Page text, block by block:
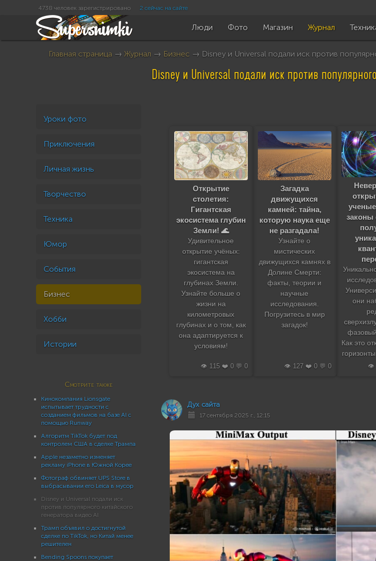
4738 человек зарегистрировано 2 сейчас на сайте
Люди Фото Магазин Журнал
Главная страница → Журнал → Бизнес → Disney и Universal подали иск против
Disney и Universal подали иск против
Уроки фото
Приключения
Личная жизнь
Творчество
Техника
Юмор
События
Бизнес
Хобби
Истории
Смотрите также
Кинокомпания Lionsgate
испытывает трудности с
созданием фильмов на базе AI с
помощью Runway
Алгоритм TikTok будет под
контролем США в сделке Трампа
Apple незаметно изменяет
рекламу iPhone в Южной Корее
Фотограф обвиняет UPS Store в
выбрасывании его Leica в мусор
Disney и Universal подали иск
против популярного китайского
генератора видео AI
Трамп объявил о достигнутой
сделке по TikTok, но Китай менее
решителен
Bending Spoons покупает
Открытие
столетия:
Гигантская
экосистема глубин
Земли! 🌊
Удивительное
открытие учёных:
гигантская
экосистема на
глубинах Земли.
Узнайте больше о
жизни на
километровых
глубинах и о том, как
она адаптируется к
условиям!
👁️ 115 ❤️ 0 💬 0
Загадка
движущихся
камней: тайна,
которую наука еще
не разгадала!
Узнайте о
мистических
движущихся камнях в
Долине Смерти:
факты, теории и
научные
исследования.
Погрузитесь в мир
загадок!
👁️ 127 ❤️ 0 💬 0
законы
они
Как это
👁️
Дух сайта
17 сентября 2025 г., 12:15